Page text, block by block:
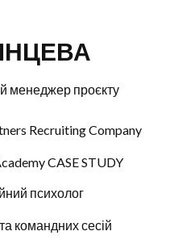
менеджер проєкту
Recruiting Company
CASE STUDY
психолог
командних сесій